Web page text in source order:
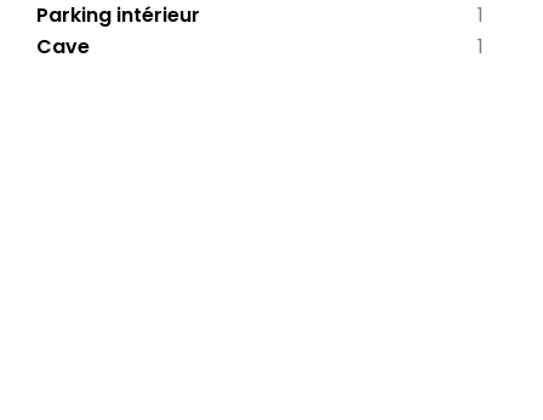
1
Parking intérieur
1
Cave